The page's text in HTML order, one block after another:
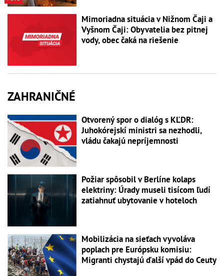
Mimoriadna situácia v Nižnom Čaji a
Vyšnom Čaji: Obyvatelia bez pitnej
vody, obec čaká na riešenie
ZAHRANIČNÉ
Otvorený spor o dialóg s KĽDR:
Juhokórejskí ministri sa nezhodli,
vládu čakajú nepríjemnosti
Požiar spôsobil v Berlíne kolaps
elektriny: Úrady museli tisícom ľudí
zatiahnuť ubytovanie v hoteloch
Mobilizácia na sieťach vyvoláva
poplach pre Európsku komisiu:
Migranti chystajú ďalší vpád do Ceuty